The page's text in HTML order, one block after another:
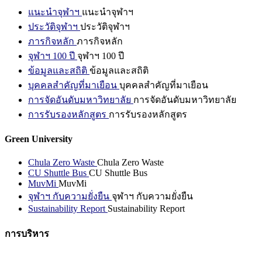
แนะนำจุฬาฯ แนะนำจุฬาฯ
ประวัติจุฬาฯ ประวัติจุฬาฯ
ภารกิจหลัก ภารกิจหลัก
จุฬาฯ 100 ปี จุฬาฯ 100 ปี
ข้อมูลและสถิติ ข้อมูลและสถิติ
บุคคลสำคัญที่มาเยือน บุคคลสำคัญที่มาเยือน
การจัดอันดับมหาวิทยาลัย การจัดอันดับมหาวิทยาลัย
การรับรองหลักสูตร การรับรองหลักสูตร
Green University
Chula Zero Waste Chula Zero Waste
CU Shuttle Bus CU Shuttle Bus
MuvMi MuvMi
จุฬาฯ กับความยั่งยืน จุฬาฯ กับความยั่งยืน
Sustainability Report Sustainability Report
การบริหาร